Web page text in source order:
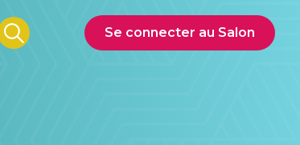
Se connecter au Salon